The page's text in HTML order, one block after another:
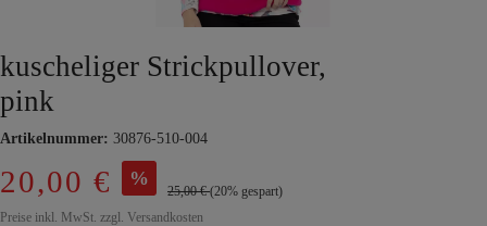
kuscheliger Strickpullover,
pink
Artikelnummer: 30876-510-004
20,00 € %
25,00 €(20% gespart)
Preise inkl. MwSt. zzgl. Versandkosten